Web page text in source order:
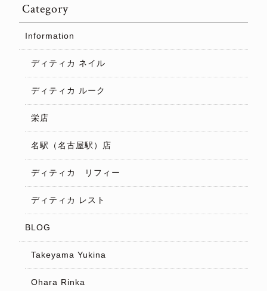
Category
Information
ディティカ ネイル
ディティカ ルーク
栄店
名駅（名古屋駅）店
ディティカ リフィー
ディティカ レスト
BLOG
Takeyama Yukina
Ohara Rinka